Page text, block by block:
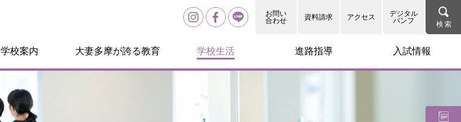
お問い
合わせ
資料請求 アクセス
デジタル
パンフ
学校案内 大妻多摩が誇る教育 学校生活 進路指導 入試情報